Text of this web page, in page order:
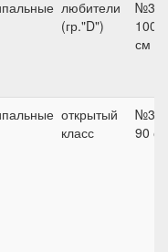
любители
(гр."D")
№3,
100
см
открытый
класс
№3,
90 см